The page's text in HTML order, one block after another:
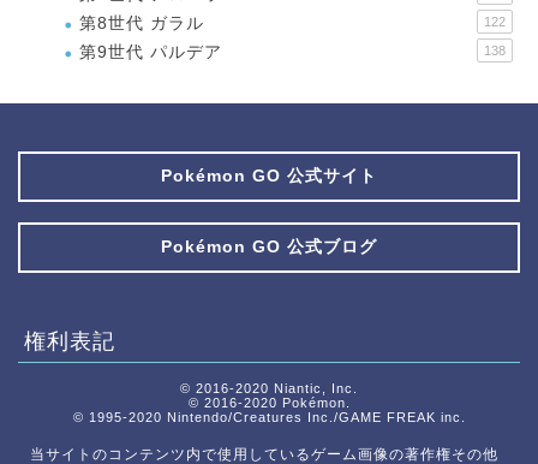
第8世代 ガラル 122
第9世代 パルデア 138
Pokémon GO 公式サイト
Pokémon GO 公式ブログ
権利表記
© 2016-2020 Niantic, Inc.
© 2016-2020 Pokémon.
© 1995-2020 Nintendo/Creatures Inc./GAME FREAK inc.
当サイトのコンテンツ内で使用しているゲーム画像の著作権その他